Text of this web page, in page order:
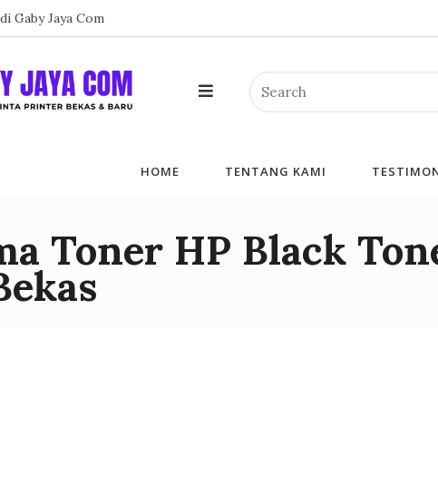
Gaby Jaya Com
Search
HOME TENTANG KAMI
Toner HP Black